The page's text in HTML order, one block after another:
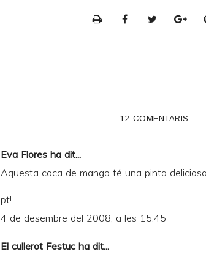
n
12 COMENTARIS:
Eva Flores ha dit...
Aquesta coca de mango té una pinta
pt!
4 de desembre del 2008, a les 15:45
El cullerot Festuc ha dit...